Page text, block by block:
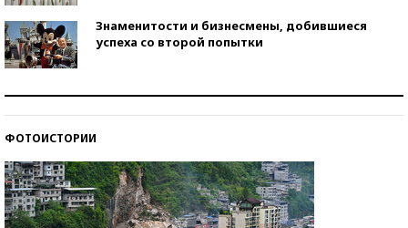
Знаменитости и бизнесмены, добившиеся
успеха со второй попытки
ФОТОИСТОРИИ